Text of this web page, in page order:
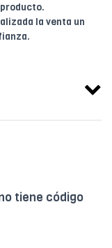
la venta un
tiene código